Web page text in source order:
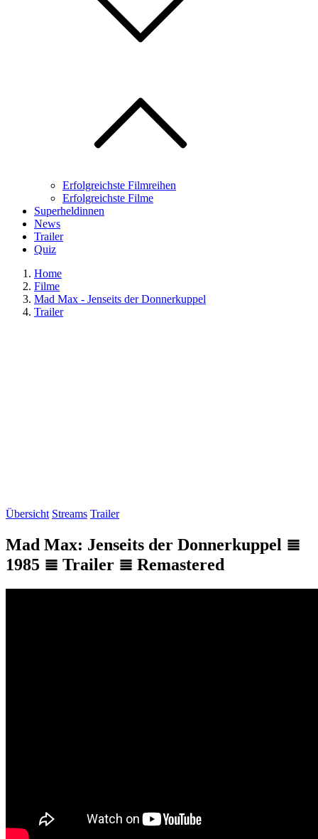
Erfolgreichste Filmreihen
Erfolgreichste Filme
Superheldinnen
News
Trailer
Quiz
Home
Filme
Mad Max - Jenseits der Donnerkuppel
Trailer
Übersicht Streams Trailer
Mad Max: Jenseits der Donnerkuppel ≣
1985 ≣ Trailer ≣ Remastered